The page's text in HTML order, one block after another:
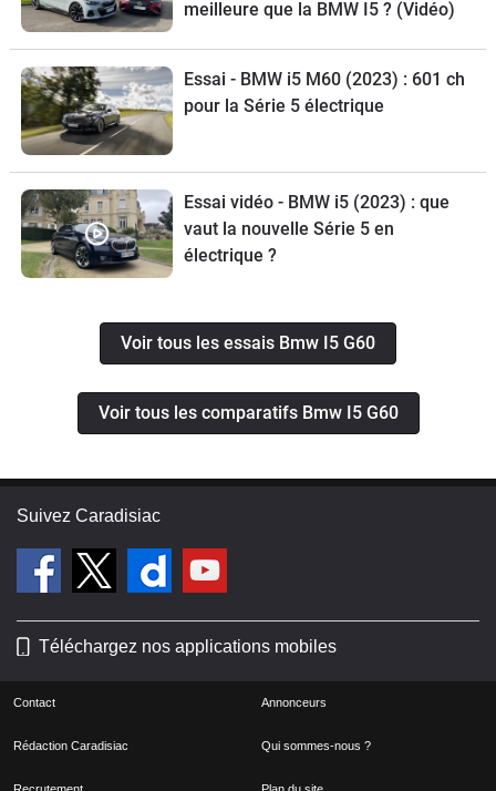
meilleure que la BMW I5 ? (Vidéo)
Essai - BMW i5 M60 (2023) : 601 ch
pour la Série 5 électrique
Essai vidéo - BMW i5 (2023) : que
vaut la nouvelle Série 5 en
électrique ?
Voir tous les essais Bmw I5 G60
Voir tous les comparatifs Bmw I5 G60
Suivez Caradisiac
Téléchargez nos applications mobiles
Contact Annonceurs
Rédaction Caradisiac Qui sommes-nous ?